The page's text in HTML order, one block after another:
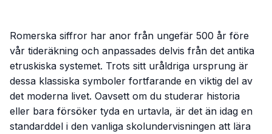
Romerska siffror har anor från ungefär 500 år före
vår tideräkning och anpassades delvis från det antika
etruskiska systemet. Trots sitt uråldriga ursprung är
dessa klassiska symboler fortfarande en viktig del av
det moderna livet. Oavsett om du studerar historia
eller bara försöker tyda en urtavla, är det än idag en
standarddel i den vanliga skolundervisningen att lära